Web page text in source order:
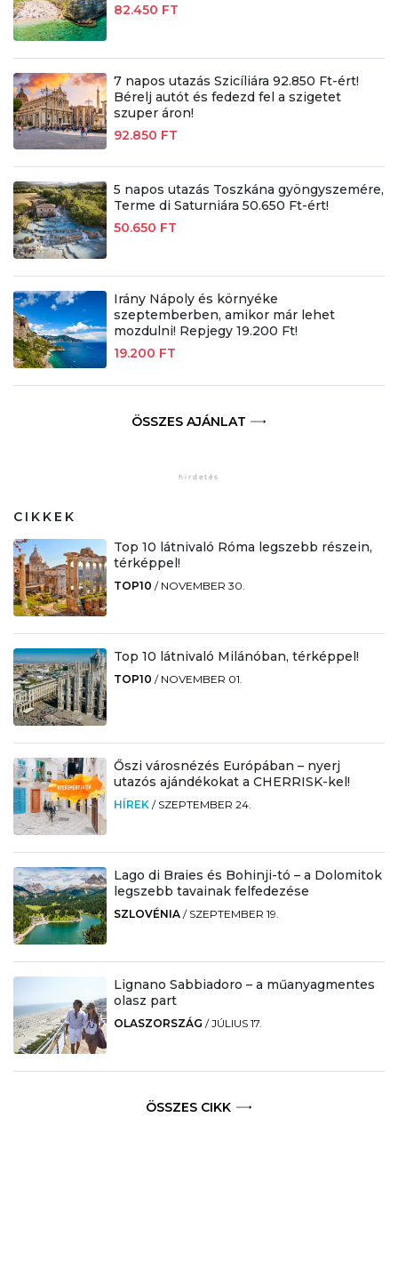
82.450 FT
7 napos utazás Szicíliára 92.850 Ft-ért!
Bérelj autót és fedezd fel a szigetet
szuper áron!
92.850 FT
5 napos utazás Toszkána gyöngyszemére,
Terme di Saturniára 50.650 Ft-ért!
50.650 FT
Irány Nápoly és környéke
szeptemberben, amikor már lehet
mozdulni! Repjegy 19.200 Ft!
19.200 FT
ÖSSZES AJÁNLAT
CIKKEK
Top 10 látnivaló Róma legszebb részein,
térképpel!
TOP10 / NOVEMBER 30.
Top 10 látnivaló Milánóban, térképpel!
TOP10 / NOVEMBER 01.
Őszi városnézés Európában – nyerj
utazós ajándékokat a CHERRISK-kel!
HÍREK / SZEPTEMBER 24.
Lago di Braies és Bohinji-tó – a Dolomitok
legszebb tavainak felfedezése
SZLOVÉNIA / SZEPTEMBER 19.
Lignano Sabbiadoro – a műanyagmentes
olasz part
OLASZORSZÁG /JÚLIUS 17.
ÖSSZES CIKK